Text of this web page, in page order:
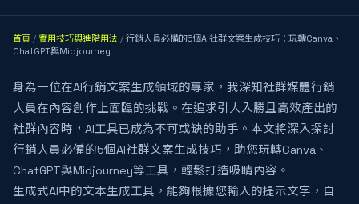
首頁 / 實用技巧與進階用法 / 行銷人員必備的5個AI社群文案生成技巧：玩轉Canva、
ChatGPT與Midjourney
身為一位在AI行銷文案生成領域的專家，我深知社群媒體行銷
人員在內容創作上面臨的挑戰。在追求引人入勝且高效產出的
社群內容時，AI工具已成為不可或缺的助手。本文將深入探討
行銷人員必備的5個AI社群文案生成技巧，助您玩轉Canva、
ChatGPT與Midjourney等工具，輕鬆打造吸睛內容。
生成式AI中的文本生成工具，能夠根據您輸入的提示文字，自